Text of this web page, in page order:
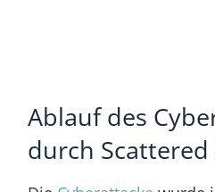
Ablauf des
durch